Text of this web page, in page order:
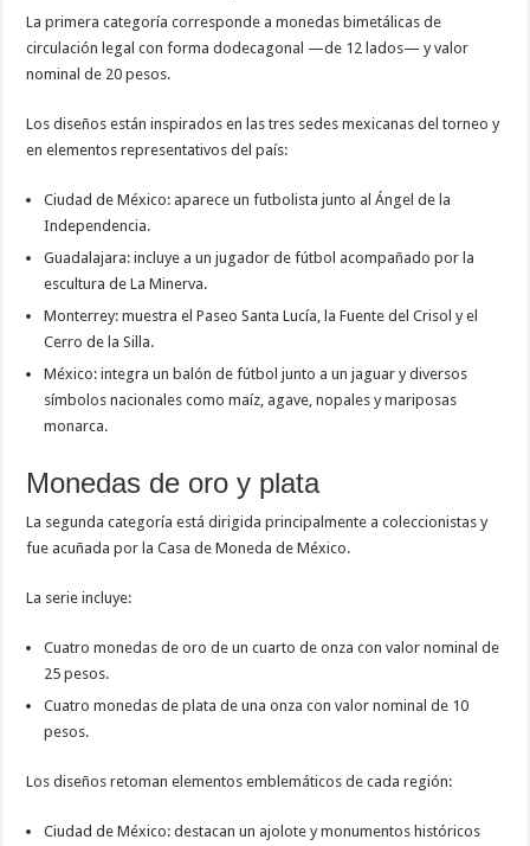
La primera categoría corresponde a monedas bimetálicas de
circulación legal con forma dodecagonal —de 12 lados— y valor
nominal de 20 pesos.
Los diseños están inspirados en las tres sedes mexicanas del torneo y
en elementos representativos del país:
Ciudad de México: aparece un futbolista junto al Ángel de la
Independencia.
Guadalajara: incluye a un jugador de fútbol acompañado por la
escultura de La Minerva.
Monterrey: muestra el Paseo Santa Lucía, la Fuente del Crisol y el
Cerro de la Silla.
México: integra un balón de fútbol junto a un jaguar y diversos
símbolos nacionales como maíz, agave, nopales y mariposas
monarca.
Monedas de oro y plata
La segunda categoría está dirigida principalmente a coleccionistas y
fue acuñada por laCasa de Moneda de México.
La serie incluye:
Cuatro monedas de oro de un cuarto de onza con valor nominal de
25 pesos.
Cuatro monedas de plata de una onza con valor nominal de 10
pesos.
Los diseños retoman elementos emblemáticos de cada región:
Ciudad de México: destacan un ajolote y monumentos históricos